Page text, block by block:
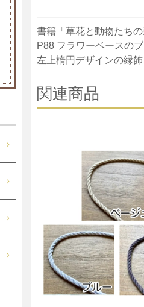
書籍「草花と動物たちの
P88 フラワーベースの
左上楕円デザインの縁
関連商品